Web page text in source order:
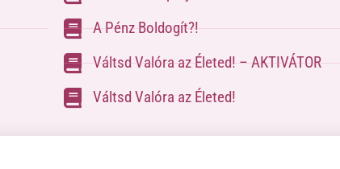
A Pénz Boldogít?!
Váltsd Valóra az Életed! – AKTIVÁTOR
Váltsd Valóra az Életed!